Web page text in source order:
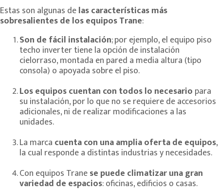
Estas son algunas delas características más
sobresalientes de los equipos Trane:
Son de fácil instalación; por ejemplo, el equipo piso
techo inverter tiene la opción de instalación
cielorraso, montada en pared a media altura (tipo
consola) o apoyada sobre el piso.
Los equipos cuentan con todos lo necesario para
su instalación, por lo que no se requiere de accesorios
adicionales, ni de realizar modificaciones a las
unidades.
La marca cuenta con una amplia oferta de equipos,
la cual responde a distintas industrias y necesidades.
Con equipos Tranese puede climatizar una gran
variedad de espacios: oficinas, edificios o casas.